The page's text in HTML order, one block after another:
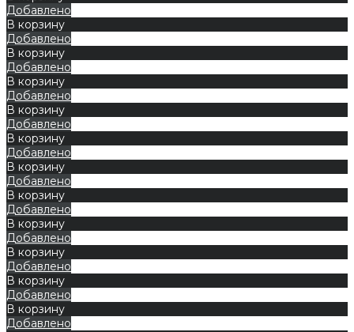
Добавлено
В корзину
Добавлено
В корзину
Добавлено
В корзину
Добавлено
В корзину
Добавлено
В корзину
Добавлено
В корзину
Добавлено
В корзину
Добавлено
В корзину
Добавлено
В корзину
Добавлено
В корзину
Добавлено
В корзину
Добавлено